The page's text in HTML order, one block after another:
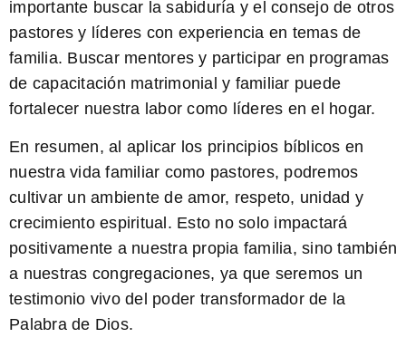
importante buscar la sabiduría y el consejo de otros
pastores y líderes con experiencia en temas de
familia. Buscar mentores y participar en programas
de capacitación matrimonial y familiar puede
fortalecer nuestra labor como líderes en el hogar.
En resumen, al aplicar los principios bíblicos en
nuestra vida familiar como pastores, podremos
cultivar un ambiente de amor, respeto, unidad y
crecimiento espiritual. Esto no solo impactará
positivamente a nuestra propia familia, sino también
a nuestras congregaciones, ya que seremos un
testimonio vivo del poder transformador de la
Palabra de Dios.